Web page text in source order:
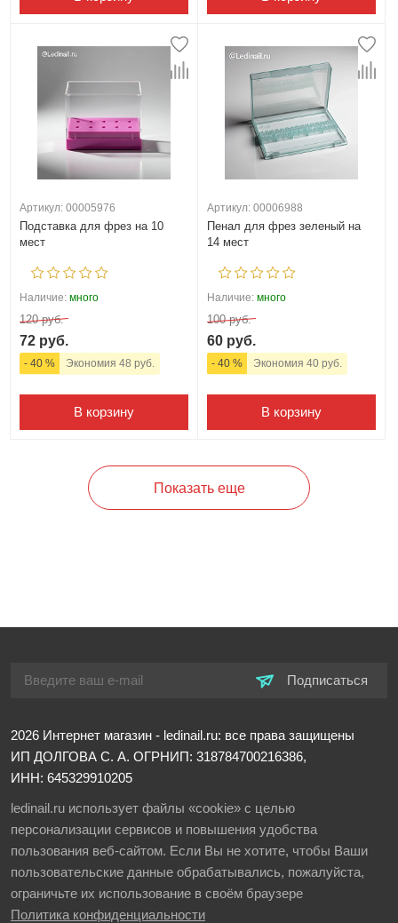
Артикул: 00005976
Подставка для фрез на 10
мест
Наличие: много
120 руб.
72 руб.
- 40 % Экономия 48 руб.
В корзину
Артикул: 00006988
Пенал для фрез зеленый на
14 мест
Наличие: много
100 руб.
60 руб.
- 40 % Экономия 40 руб.
В корзину
Показать еще
Подписаться
2026 Интернет магазин - ledinail.ru: все права защищены
ИП ДОЛГОВА С. А. ОГРНИП: 318784700216386,
ИНН: 645329910205
ledinail.ru использует файлы «cookie» с целью
персонализации сервисов и повышения удобства
пользования веб-сайтом. Если Вы не хотите, чтобы Ваши
пользовательские данные обрабатывались, пожалуйста,
ограничьте их использование в своём браузере
Политика конфиденциальности